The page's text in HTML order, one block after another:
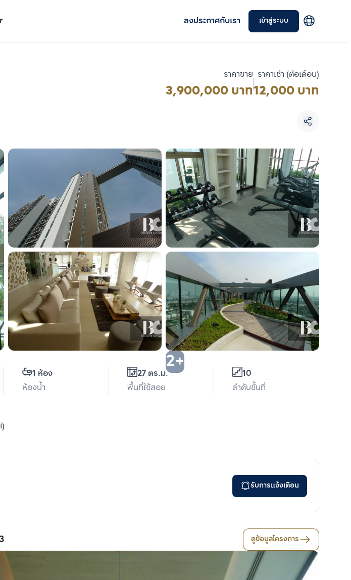
ลงประกาศกับเรา เข้าสู่ระบบ
ราคาขาย
3,900,000 บาท
ราคาเช่า (ต่อเดือน)
12,000 บาท
2+
1 ห้อง
ห้องน้ำ
27 ตร.ม.
พื้นที่ใช้สอย
10
ลำดับชั้นที่
รับการแจ้งเตือน
ดูข้อมูลโครงการ
เพิ่มยูนิตเปรียบเทียบ
รายการที่ 3
เลือกยูนิตเพื่อเปรียบเทียบ
เลือกได้สูงสุด 3 รายการ
เปรียบเทียบ
ลบทั้งหมด